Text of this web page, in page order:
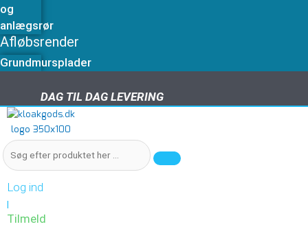
og
anlægsrør
Afløbsrender
Grundmursplader
DAG TIL DAG LEVERING
DAG TIL DAG LEVERING
Log ind
|
Tilmeld